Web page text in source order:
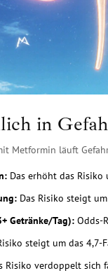
in
Metformin läuft
Das erhöht das Risiko
Das Risiko steigt
Getränke/Tag): Odds-
steigt um das 4,7-
Risiko verdoppelt sich